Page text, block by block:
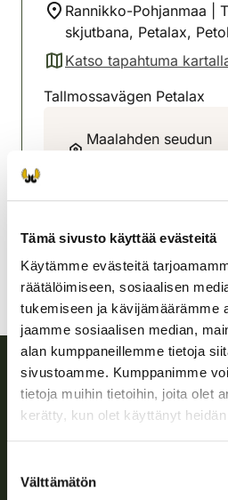
Tämä sivusto käyttää evästeitä
Käytämme evästeitä
räätälöimiseen, sosiaalisen
tukemiseen ja kävijämäärämme
jaamme sosiaalisen median,
alan kumppaneillemme tietoja
sivustoamme. Kumppanimme
tietoja muihin tietoihin, joita olet
kerätty, kun olet käyttänyt
valinta
Välttämätön
Rannikko-Pohjanmaa |
skjutbana, Petalax,
Katso tapahtuma
(avautuu uuteen
Tallmossavägen Petalax
Maalahden seudun
050-5575338
Suomen riistakeskus
toimeenpanosta sekä vastaa sille